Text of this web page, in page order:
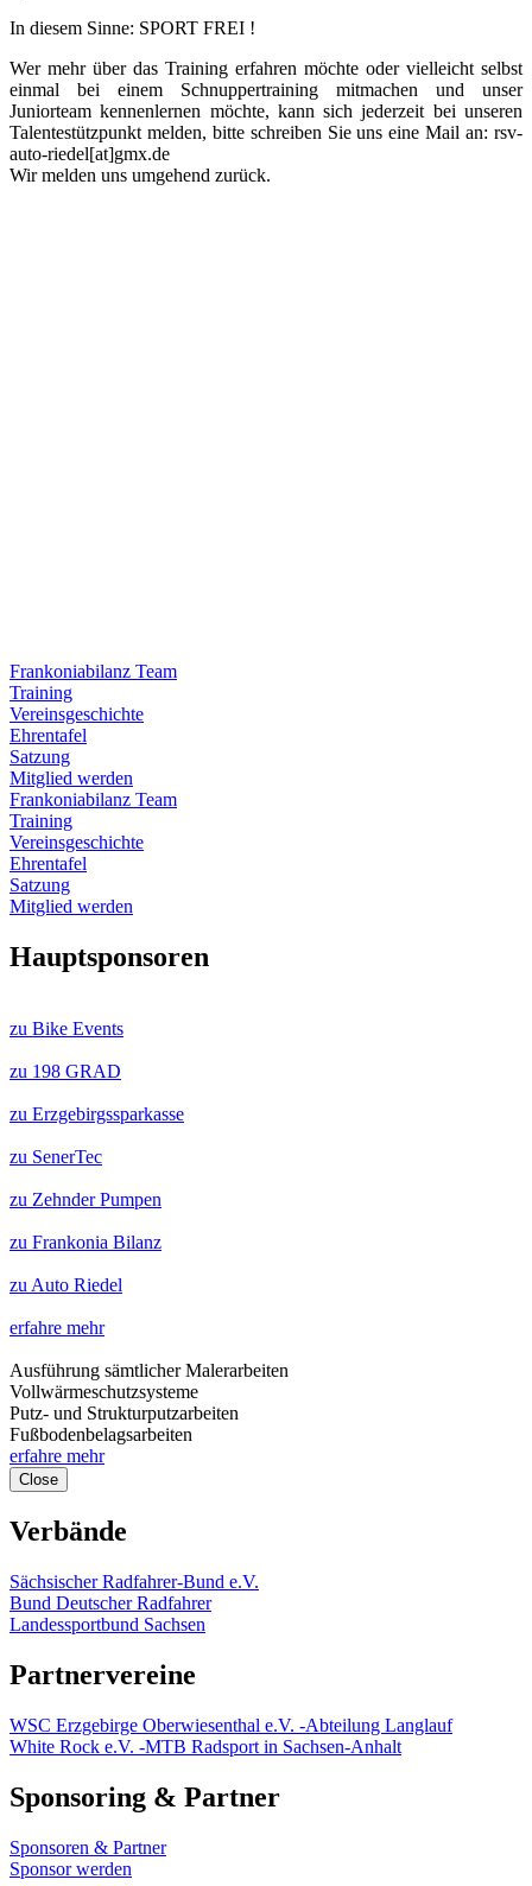
In diesem Sinne: SPORT FREI !
Wer mehr über das Training erfahren möchte oder vielleicht selbst
einmal bei einem Schnuppertraining mitmachen und unser
Juniorteam kennenlernen möchte, kann sich jederzeit bei unseren
Talentestützpunkt melden, bitte schreiben Sie uns eine Mail an: rsv-
auto-riedel[at]gmx.de
Wir melden uns umgehend zurück.
Frankoniabilanz Team
Training
Vereinsgeschichte
Ehrentafel
Satzung
Mitglied werden
Frankoniabilanz Team
Training
Vereinsgeschichte
Ehrentafel
Satzung
Mitglied werden
Hauptsponsoren
zu Bike Events
zu 198 GRAD
zu Erzgebirgssparkasse
zu SenerTec
zu Zehnder Pumpen
zu Frankonia Bilanz
zu Auto Riedel
erfahre mehr
Ausführung sämtlicher Malerarbeiten
Vollwärmeschutzsysteme
Putz- und Strukturputzarbeiten
Fußbodenbelagsarbeiten
erfahre mehr
Close
Verbände
Sächsischer Radfahrer-Bund e.V.
Bund Deutscher Radfahrer
Landessportbund Sachsen
Partnervereine
WSC Erzgebirge Oberwiesenthal e.V. -Abteilung Langlauf
White Rock e.V. -MTB Radsport in Sachsen-Anhalt
Sponsoring & Partner
Sponsoren & Partner
Sponsor werden